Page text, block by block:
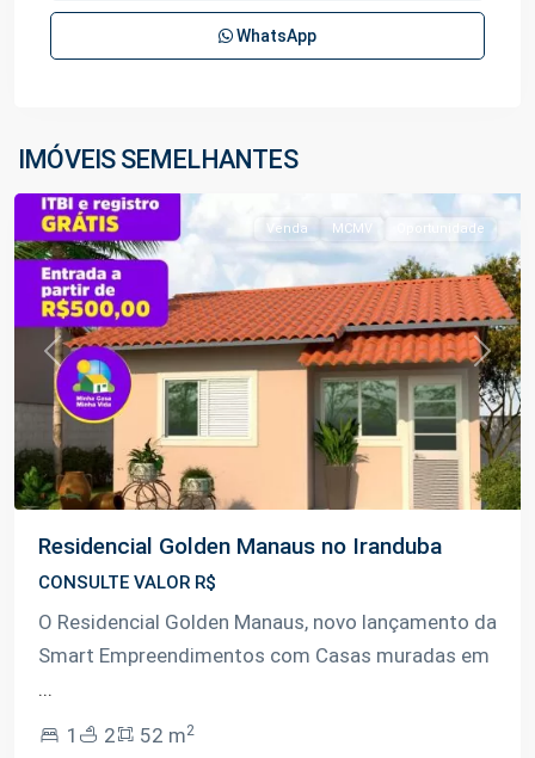
WhatsApp
IMÓVEIS SEMELHANTES
02
Braga
Iranduba
Previous Next
Venda MCMV Oportunidade
Residencial Golden Manaus no Iranduba
CONSULTE VALOR R$
O Residencial Golden Manaus, novo lançamento da
Smart Empreendimentos com Casas muradas em
...
1
2 52 m2
Km
Rodovia